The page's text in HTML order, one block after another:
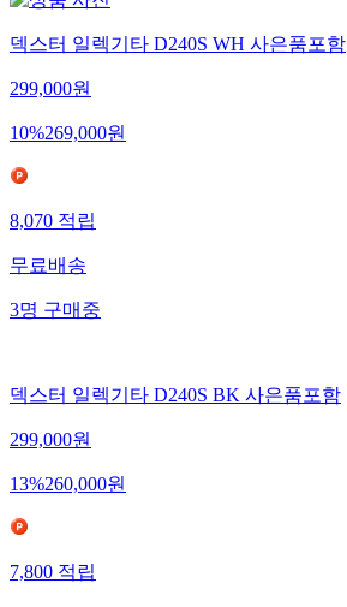
덱스터 일렉기타 D240S WH 사은품포함
299,000원
10%269,000원
8,070 적립
무료배송
3명 구매중
덱스터 일렉기타 D240S BK 사은품포함
299,000원
13%260,000원
7,800 적립